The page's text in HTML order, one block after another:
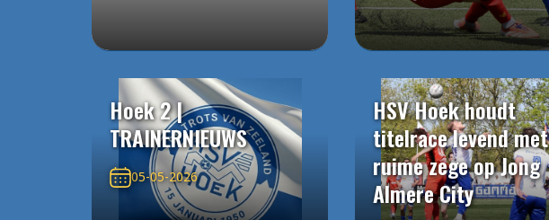
Hoek 2 |
TRAINERNIEUWS
05-05-2026
HSV Hoek houdt
titelrace levend met
ruime zege op Jong
Almere City